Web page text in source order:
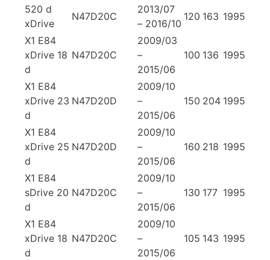
520 d
xDrive
N47D20C
2013/07
– 2016/10
120 163 1995
X1 E84
xDrive 18
d
N47D20C
2009/03
–
2015/06
100 136 1995
X1 E84
xDrive 23
d
N47D20D
2009/10
–
2015/06
150 204 1995
X1 E84
xDrive 25
d
N47D20D
2009/10
–
2015/06
160 218 1995
X1 E84
sDrive 20
d
N47D20C
2009/10
–
2015/06
130 177 1995
X1 E84
xDrive 18
d
N47D20C
2009/10
–
2015/06
105 143 1995